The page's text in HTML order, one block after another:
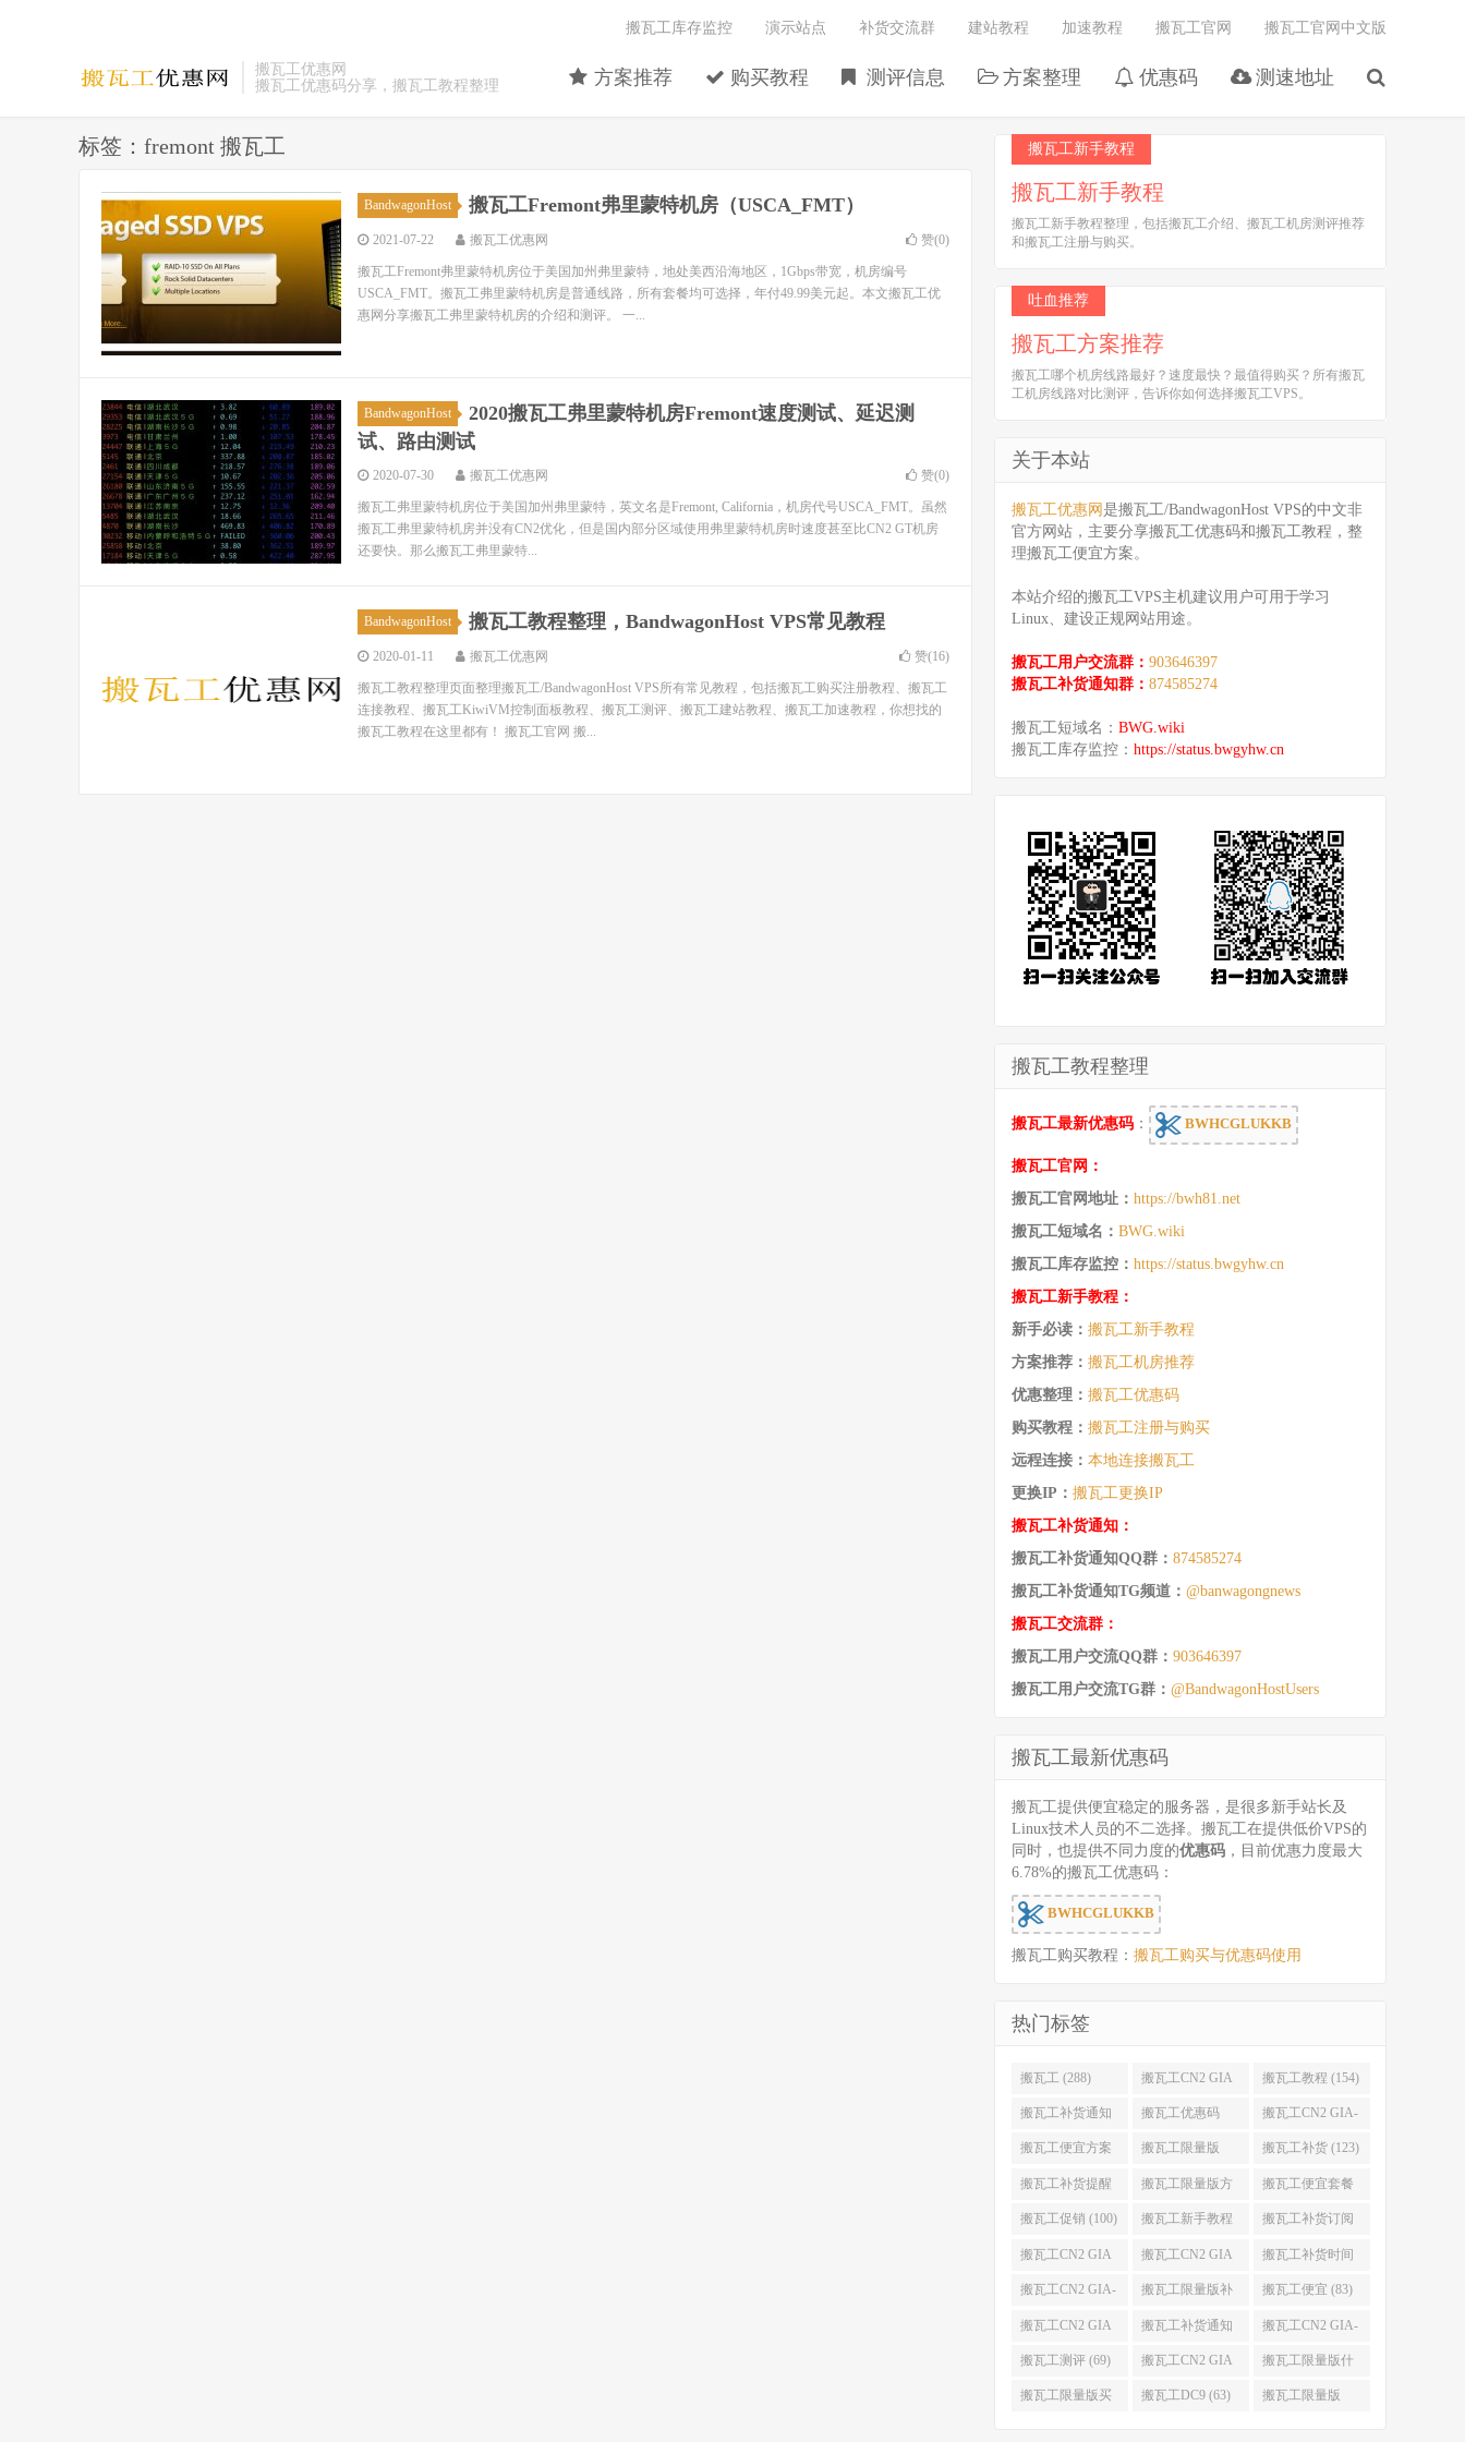
搬瓦工优惠网
搬瓦工优惠码分享，搬瓦工教程整理
方案推荐 购买教程 测评信息 方案整理 优惠码 测速地址
搬瓦工库存监控 演示站点 补货交流群 建站教程 加速教程 搬瓦工官网 搬瓦工官网中文版
标签：fremont 搬瓦工
BandwagonHost 搬瓦工Fremont弗里蒙特机房（USCA_FMT）
2021-07-22 搬瓦工优惠网 赞(0)
搬瓦工Fremont弗里蒙特机房位于美国加州弗里蒙特，地处美西沿海地区，1Gbps带宽，机房编号
USCA_FMT。搬瓦工弗里蒙特机房是普通线路，所有套餐均可选择，年付49.99美元起。本文搬瓦工优
惠网分享搬瓦工弗里蒙特机房的介绍和测评。 一...
BandwagonHost
2020搬瓦工弗里蒙特机房Fremont速度测试、延迟测
试、路由测试
2020-07-30 搬瓦工优惠网 赞(0)
搬瓦工弗里蒙特机房位于美国加州弗里蒙特，英文名是Fremont, California，机房代号USCA_FMT。虽然
搬瓦工弗里蒙特机房并没有CN2优化，但是国内部分区域使用弗里蒙特机房时速度甚至比CN2 GT机房
还要快。那么搬瓦工弗里蒙特...
BandwagonHost 搬瓦工教程整理，BandwagonHost VPS常见教程
2020-01-11 搬瓦工优惠网 赞(16)
搬瓦工教程整理页面整理搬瓦工/BandwagonHost VPS所有常见教程，包括搬瓦工购买注册教程、搬瓦工
连接教程、搬瓦工KiwiVM控制面板教程、搬瓦工测评、搬瓦工建站教程、搬瓦工加速教程，你想找的
搬瓦工教程在这里都有！ 搬瓦工官网 搬...
搬瓦工新手教程
搬瓦工新手教程
搬瓦工新手教程整理，包括搬瓦工介绍、搬瓦工机房测评推荐
和搬瓦工注册与购买。
吐血推荐
搬瓦工方案推荐
搬瓦工哪个机房线路最好？速度最快？最值得购买？所有搬瓦
工机房线路对比测评，告诉你如何选择搬瓦工VPS。
关于本站
搬瓦工优惠网 是搬瓦工/BandwagonHost VPS的中文非
官方网站，主要分享搬瓦工优惠码和搬瓦工教程，整
理搬瓦工便宜方案。
本站介绍的搬瓦工VPS主机建议用户可用于学习
Linux、建设正规网站用途。
搬瓦工用户交流群： 903646397
搬瓦工补货通知群： 874585274
搬瓦工短域名： BWG.wiki
搬瓦工库存监控： https://status.bwgyhw.cn
搬瓦工教程整理
搬瓦工最新优惠码 ： BWHCGLUKKB
搬瓦工官网：
搬瓦工官网地址： https://bwh81.net
搬瓦工短域名： BWG.wiki
搬瓦工库存监控： https://status.bwgyhw.cn
搬瓦工新手教程：
新手必读： 搬瓦工新手教程
方案推荐： 搬瓦工机房推荐
优惠整理： 搬瓦工优惠码
购买教程： 搬瓦工注册与购买
远程连接： 本地连接搬瓦工
更换IP： 搬瓦工更换IP
搬瓦工补货通知：
搬瓦工补货通知QQ群： 874585274
搬瓦工补货通知TG频道： @banwagongnews
搬瓦工交流群：
搬瓦工用户交流QQ群： 903646397
搬瓦工用户交流TG群： @BandwagonHostUsers
搬瓦工最新优惠码
搬瓦工提供便宜稳定的服务器，是很多新手站长及
Linux技术人员的不二选择。搬瓦工在提供低价VPS的
同时，也提供不同力度的优惠码 ，目前优惠力度最大
6.78%的搬瓦工优惠码：
BWHCGLUKKB
搬瓦工购买教程： 搬瓦工购买与优惠码使用
热门标签
搬瓦工 (288) 搬瓦工CN2 GIA
(176)
搬瓦工教程 (154)
搬瓦工补货通知
(132)
搬瓦工优惠码
(131)
搬瓦工CN2 GIA-
E (130)
搬瓦工便宜方案
(128)
搬瓦工限量版
(126)
搬瓦工补货 (123)
搬瓦工补货提醒
(106)
搬瓦工限量版方
案 (106)
搬瓦工便宜套餐
(103)
搬瓦工促销 (100) 搬瓦工新手教程
(98)
搬瓦工补货订阅
(98)
搬瓦工CN2 GIA
便宜方案 (92)
搬瓦工CN2 GIA
限量版 (90)
搬瓦工补货时间
(89)
搬瓦工CN2 GIA-
E限量版 (84)
搬瓦工限量版补
货 (84)
搬瓦工便宜 (83)
搬瓦工CN2 GIA
优惠 (82)
搬瓦工补货通知
QQ群 (76)
搬瓦工CN2 GIA-
E便宜套餐 (76)
搬瓦工测评 (69) 搬瓦工CN2 GIA
限量版补货 (67)
搬瓦工限量版什
么时候补货 (67)
搬瓦工限量版买 搬瓦工DC9 (63) 搬瓦工限量版